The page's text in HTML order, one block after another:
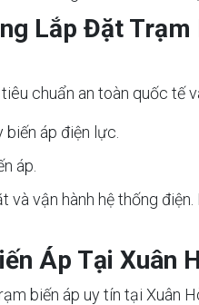
Lắp Đặt
chuẩn an toàn quốc tế
biến áp điện lực.
áp.
và vận hành hệ thống
Áp Tại Xuân
biến áp uy tín tại Xuân